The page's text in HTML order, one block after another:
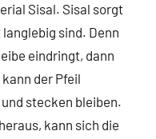
Sisal. Sisal sorgt
sind. Denn
eindringt, dann
der Pfeil
stecken bleiben.
kann sich die